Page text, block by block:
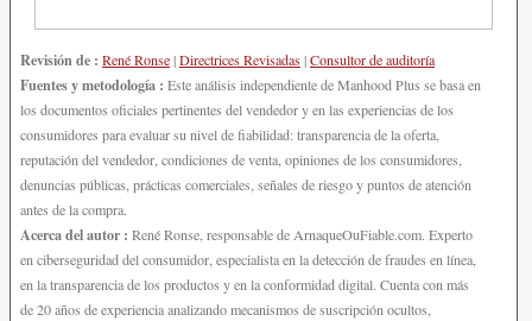
Revisión de : René Ronse|Directrices Revisadas|Consultor de auditoría
Fuentes y metodología : Este análisis independiente de Manhood Plus se basa en
los documentos oficiales pertinentes del vendedor y en las experiencias de los
consumidores para evaluar su nivel de fiabilidad: transparencia de la oferta,
reputación del vendedor, condiciones de venta, opiniones de los consumidores,
denuncias públicas, prácticas comerciales, señales de riesgo y puntos de atención
antes de la compra.
Acerca del autor : René Ronse, responsable de ArnaqueOuFiable.com. Experto
en ciberseguridad del consumidor, especialista en la detección de fraudes en línea,
en la transparencia de los productos y en la conformidad digital. Cuenta con más
de 20 años de experiencia analizando mecanismos de suscripción ocultos,